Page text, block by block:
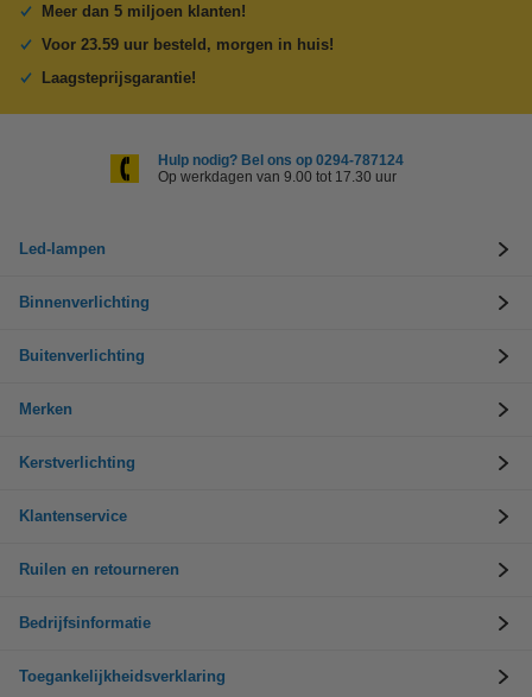
Meer dan 5 miljoen klanten!
Voor 23.59 uur besteld, morgen in huis!
Laagsteprijsgarantie!
Hulp nodig? Bel ons op 0294-787124
Op werkdagen van 9.00 tot 17.30 uur
Led-lampen
Binnenverlichting
Buitenverlichting
Merken
Kerstverlichting
Klantenservice
Ruilen en retourneren
Bedrijfsinformatie
Toegankelijkheidsverklaring